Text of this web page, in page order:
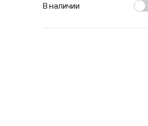
В наличии